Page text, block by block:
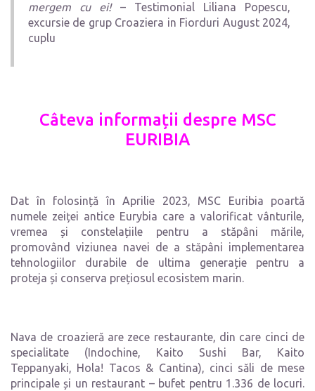
mergem cu ei! – Testimonial Liliana Popescu,
excursie de grup Croaziera in Fiorduri August 2024,
cuplu
Câteva informații despre MSC
EURIBIA
Dat în folosință în Aprilie 2023, MSC Euribia poartă
numele zeiței antice Eurybia care a valorificat vânturile,
vremea și constelațiile pentru a stăpâni mările,
promovând viziunea navei de a stăpâni implementarea
tehnologiilor durabile de ultima generație pentru a
proteja și conserva prețiosul ecosistem marin.
Nava de croazieră are zece restaurante, din care cinci de
specialitate (Indochine, Kaito Sushi Bar, Kaito
Teppanyaki, Hola! Tacos & Cantina), cinci săli de mese
principale și un restaurant – bufet pentru 1.336 de locuri.